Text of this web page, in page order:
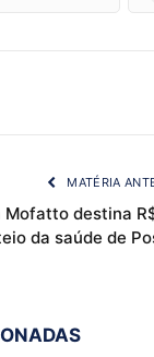
MATÉRIA
Mofatto destina
da saúde de